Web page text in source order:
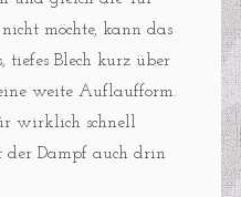
möchte, kann das
tiefes Blech kurz über
weite Auflaufform.
wirklich schnell
der Dampf auch drin